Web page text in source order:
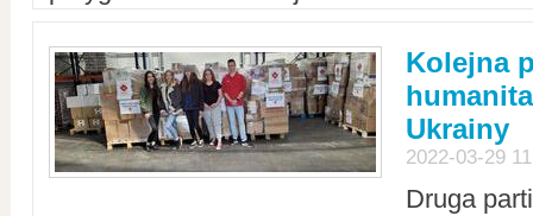
Kolejna
Ukrainy
2022-03-29
Druga